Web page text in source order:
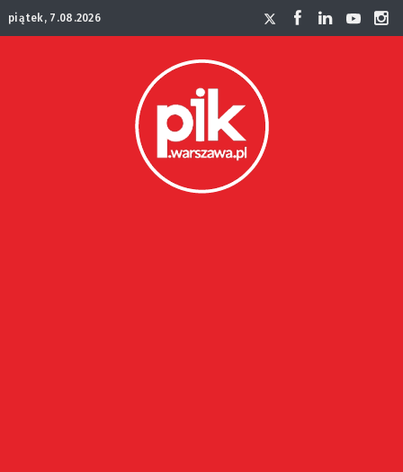
piątek, 7.08.2026